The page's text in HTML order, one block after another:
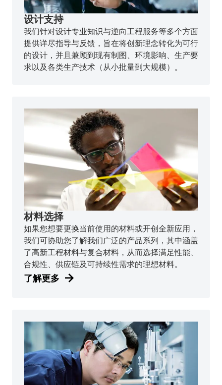
设计支持
我们针对设计专业知识与逆向工程服务等多个方面
提供详尽指导与反馈，旨在将创新理念转化为可行
的设计，并且兼顾到现有制图、环境影响、生产要
求以及各类生产技术（从小批量到大规模）。
材料选择
如果您想要更换当前使用的材料或开创全新应用，
我们可协助您了解我们广泛的产品系列，其中涵盖
了高新工程材料与复合材料，从而选择满足性能、
合规性、供应链及可持续性需求的理想材料。
了解更多